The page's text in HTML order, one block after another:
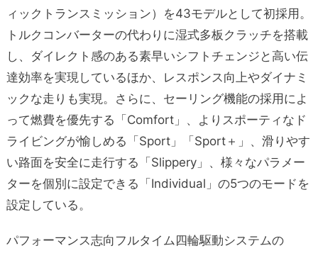
ィックトランスミッション）を43モデルとして初採用。
トルクコンバーターの代わりに湿式多板クラッチを搭載
し、ダイレクト感のある素早いシフトチェンジと高い伝
達効率を実現しているほか、レスポンス向上やダイナミ
ックな走りも実現。さらに、セーリング機能の採用によ
って燃費を優先する「Comfort」、よりスポーティなド
ライビングが愉しめる「Sport」「Sport＋」、滑りやす
い路面を安全に走行する「Slippery」、様々なパラメー
ターを個別に設定できる「Individual」の5つのモードを
設定している。
パフォーマンス志向フルタイム四輪駆動システムの